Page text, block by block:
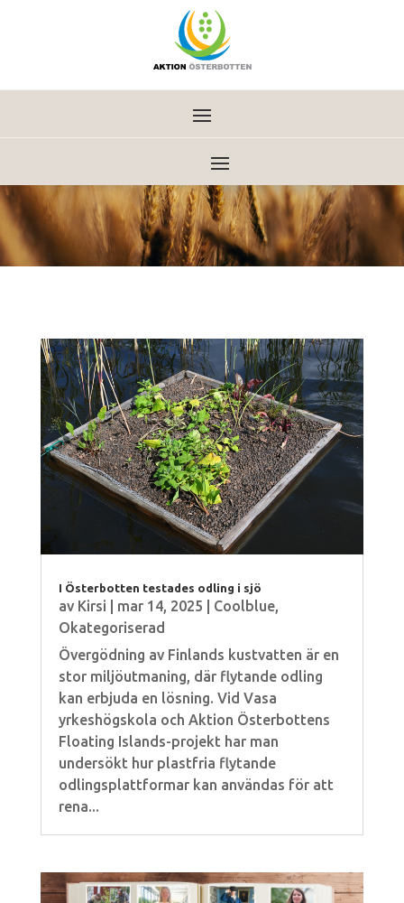
I Österbotten testades odling i sjö
av Kirsi mar 14, 2025 Coolblue,
Okategoriserad
Övergödning av Finlands kustvatten är en
stor miljöutmaning, där flytande odling
kan erbjuda en lösning. Vid Vasa
yrkeshögskola och Aktion Österbottens
Floating Islands-projekt har man
undersökt hur plastfria flytande
odlingsplattformar kan användas för att
rena...